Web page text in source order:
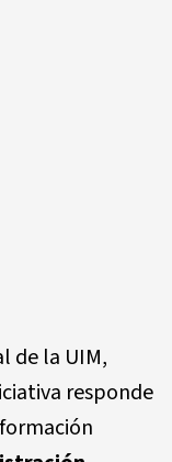
de la UIM,
responde